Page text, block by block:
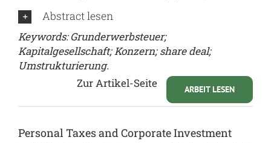
Abstract lesen
Keywords: Grunderwerbsteuer;
Kapitalgesellschaft; Konzern; share deal;
Umstrukturierung.
ARBEIT LESEN
Zur Artikel-Seite
Personal Taxes and Corporate Investment